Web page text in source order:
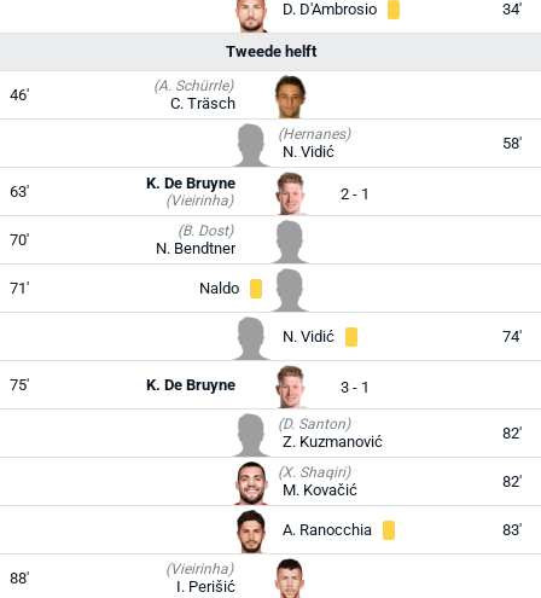
D. D'Ambrosio 34'
Tweede helft
46' (A. Schürrle)
C. Träsch
(Hernanes)
N. Vidić 58'
63' (Vieirinha)
K. De Bruyne
2 - 1
70' (B. Dost)
N. Bendtner
71' Naldo
N. Vidić 74'
75' K. De Bruyne 3 - 1
(D. Santon)
Z. Kuzmanović 82'
(X. Shaqiri)
M. Kovačić 82'
A. Ranocchia 83'
88' (Vieirinha)
I. Perišić